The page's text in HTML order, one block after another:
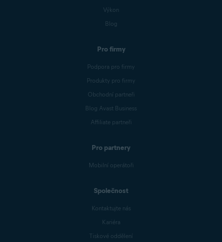
Výkon
Blog
Pro firmy
Podpora pro firmy
Produkty pro firmy
Obchodní partneři
Blog Avast Business
Affiliate partneři
Pro partnery
Mobilní operátoři
Společnost
Kontaktujte nás
Kariéra
Tiskové oddělení